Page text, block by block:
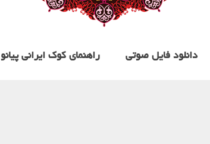
دانلود فایل صوتی راهنمای کوک ایرانی پیانو